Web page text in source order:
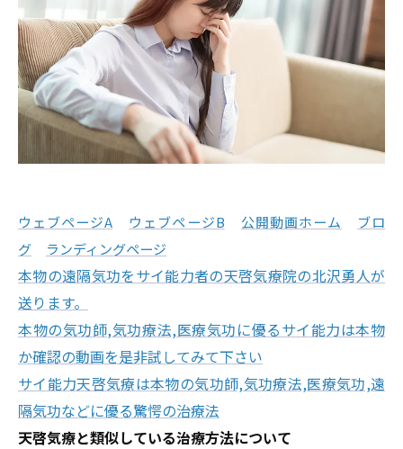
ウェブページA ウェブページB 公開動画ホーム
ブロ
グ
ランディングページ
本物の遠隔気功をサイ能力者の天啓気療院の北沢勇人が
送ります。
本物の気功師,気功療法,医療気功に優るサイ能力は本物
か確認の動画を是非試してみて下さい
サイ能力天啓気療は本物の気功師,気功療法,医療気功,遠
隔気功などに優る驚愕の治療法
天啓気療と類似している治療方法について